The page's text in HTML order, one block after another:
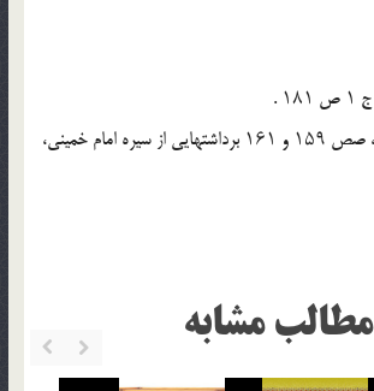
۱۸- سیماى فرزانگان، صص ۱۵۹ و ۱۶۱ برداشتهایى از سیره‏ امام خمینى،
مطالب مشابه